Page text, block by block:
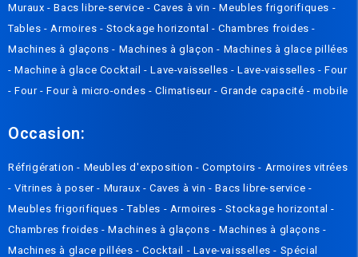
Muraux-Bacs libre-service -Caves à vin-Meubles frigorifiques -
Tables- Armoires -Stockage horizontal-Chambres froides-
Machines à glaçons- Machines à glaçon- Machines à glace pillées
-Machine à glace Cocktail-Lave-vaisselles-Lave-vaisselles -Four
-Four-Four à micro-ondes -Climatiseur-Grande capacité-mobile
Occasion:
Réfrigération- Meubles d'exposition-Comptoirs- Armoires vitrées
-Vitrines à poser- Muraux -Caves à vin-Bacs libre-service -
Meubles frigorifiques-Tables - Armoires-Stockage horizontal-
Chambres froides-Machines à glaçons -Machines à glaçons-
Machines à glace pillées-Cocktail - Lave-vaisselles- Spécial